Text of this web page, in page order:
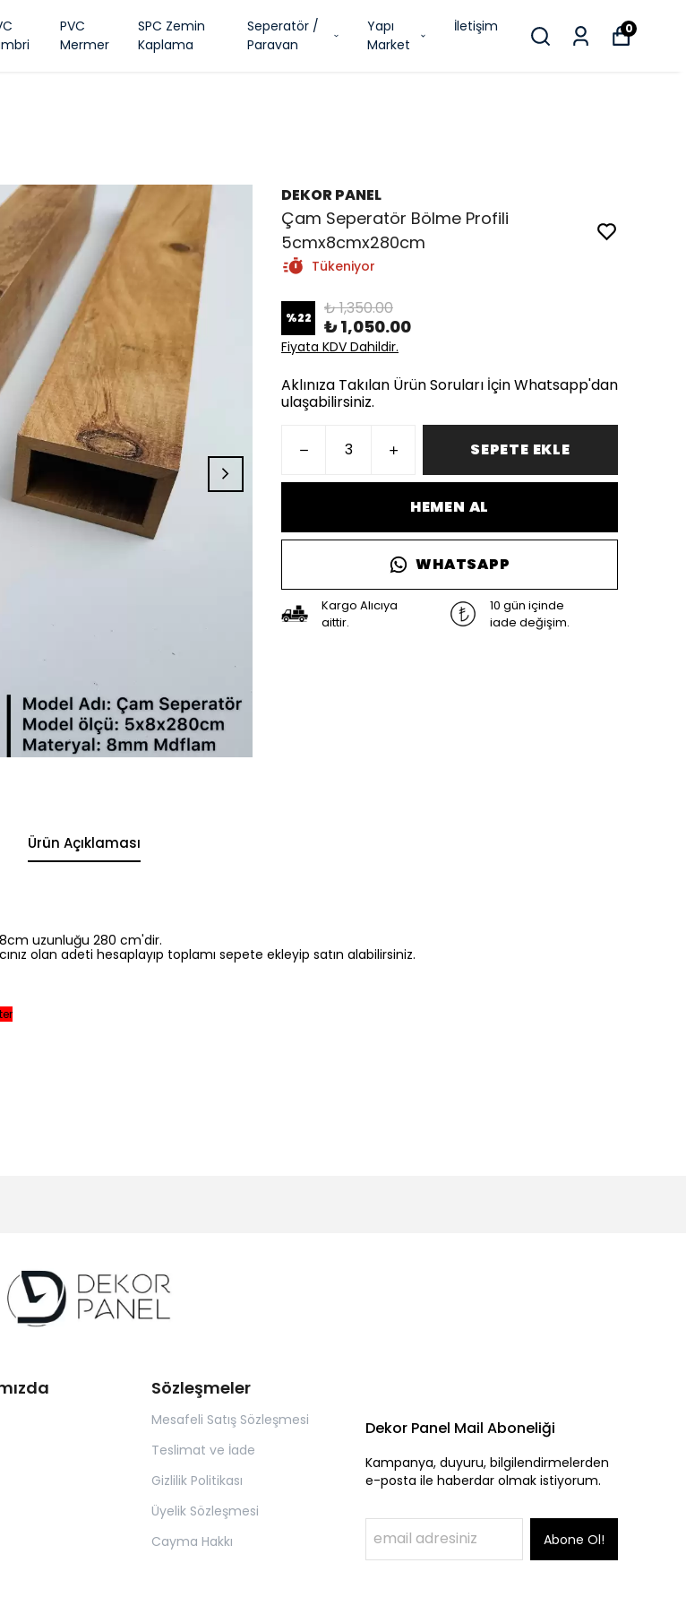
PVC
Mermer
SPC Zemin
Kaplama
Seperatör /
Paravan
Yapı
Market
İletişim 0
DEKOR PANEL
Çam Seperatör Bölme Profili
5cmx8cmx280cm
Tükeniyor
%22 ₺ 1,350.00
₺ 1,050.00
Fiyata KDV Dahildir.
Aklınıza Takılan Ürün Soruları İçin Whatsapp'dan
ulaşabilirsiniz.
SEPETE EKLE
HEMEN AL
WHATSAPP
Kargo Alıcıya
aittir.
10 gün içinde
iade değişim.
Ürün Açıklaması
uzunluğu 280 cm'dir.
olan adeti hesaplayıp toplamı sepete ekleyip satın alabilirsiniz.
Sözleşmeler
Mesafeli Satış Sözleşmesi
Teslimat ve İade
Gizlilik Politikası
Üyelik Sözleşmesi
Cayma Hakkı
Dekor Panel Mail Aboneliği
Kampanya, duyuru, bilgilendirmelerden
e-posta ile haberdar olmak istiyorum.
Abone Ol!